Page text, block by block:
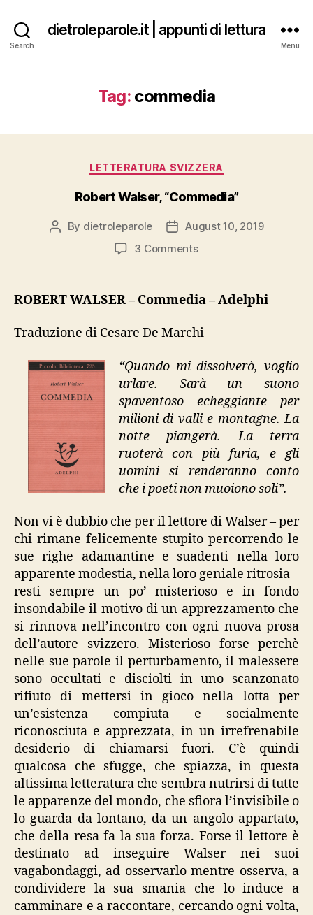
Search
dietroleparole.it | appunti di lettura
Menu
Tag: commedia
Categories
LETTERATURA SVIZZERA
Robert Walser, “Commedia”
Post
By dietroleparole
PostAugust 10, 2019
3 Commentson
“Commedia”
ROBERT WALSER – Commedia – Adelphi
Traduzione di Cesare De Marchi
“Quando mi dissolverò, voglio
urlare. Sarà un suono
spaventoso echeggiante per
milioni di valli e montagne. La
notte piangerà. La terra
ruoterà con più furia, e gli
uomini si renderanno conto
che i poeti non muoiono soli”.
Non vi è dubbio che per il lettore di Walser – per
chi rimane felicemente stupito percorrendo le
sue righe adamantine e suadenti nella loro
apparente modestia, nella loro geniale ritrosia –
resti sempre un po’ misterioso e in fondo
insondabile il motivo di un apprezzamento che
si rinnova nell’incontro con ogni nuova prosa
dell’autore svizzero. Misterioso forse perchè
nelle sue parole il perturbamento, il malessere
sono occultati e disciolti in uno scanzonato
rifiuto di mettersi in gioco nella lotta per
un’esistenza compiuta e socialmente
riconosciuta e apprezzata, in un irrefrenabile
desiderio di chiamarsi fuori. C’è quindi
qualcosa che sfugge, che spiazza, in questa
altissima letteratura che sembra nutrirsi di tutte
le apparenze del mondo, che sfiora l’invisibile o
lo guarda da lontano, da un angolo appartato,
che della resa fa la sua forza. Forse il lettore è
destinato ad inseguire Walser nei suoi
vagabondaggi, ad osservarlo mentre osserva, a
condividere la sua smania che lo induce a
camminare e a raccontare, cercando ogni volta,